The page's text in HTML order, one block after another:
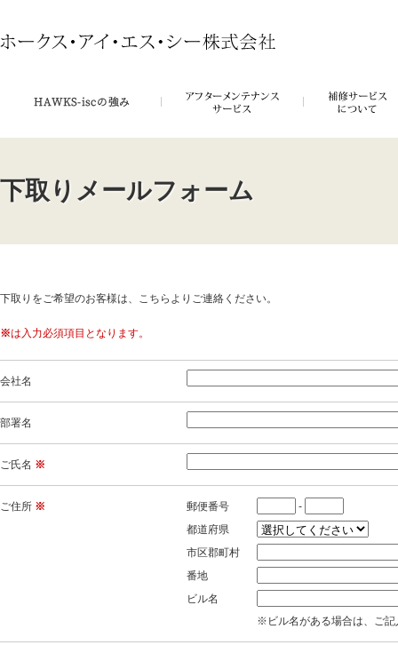
下取りメールフォーム
下取りをご希望のお客様は、こちらよりご連絡ください。
※は入力必須項目となります。
会社名
部署名
ご氏名 ※
ご住所 ※ 郵便番号
-
都道府県
市区郡町村
番地
ビル名
※ビル名がある場合は、ご記